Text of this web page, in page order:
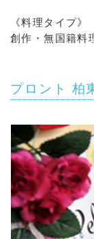
《料理タイプ》
創作・無国籍料
プロント 柏